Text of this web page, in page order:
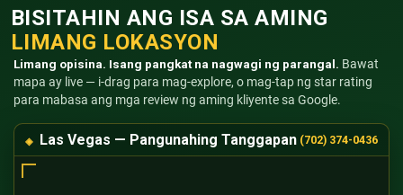
BISITAHIN ANG ISA SA AMING
LIMANG LOKASYON
Limang opisina. Isang pangkat na nagwagi ng parangal. Bawat
mapa ay live — i-drag para mag-explore, o mag-tap ng star rating
para mabasa ang mga review ng aming kliyente sa Google.
Las Vegas — Pangunahing Tanggapan (702) 374-0436